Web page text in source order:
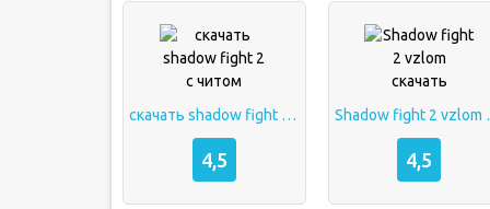
скачать shadow fight 2 с читом
4,5 4,5